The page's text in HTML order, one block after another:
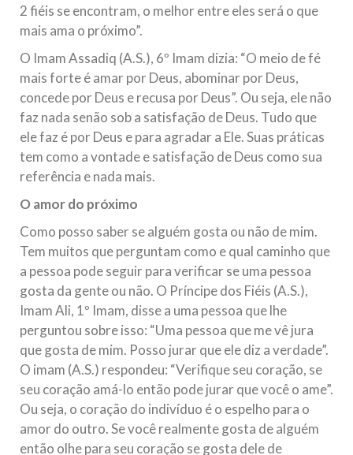
2 fiéis se encontram, o melhor entre eles será o que
mais ama o próximo”.
O Imam Assadiq (A.S.), 6º Imam dizia: “O meio de fé
mais forte é amar por Deus, abominar por Deus,
concede por Deus e recusa por Deus”. Ou seja, ele não
faz nada senão sob a satisfação de Deus. Tudo que
ele faz é por Deus e para agradar a Ele. Suas práticas
tem como a vontade e satisfação de Deus como sua
referência e nada mais.
O amor do próximo
Como posso saber se alguém gosta ou não de mim.
Tem muitos que perguntam como e qual caminho que
a pessoa pode seguir para verificar se uma pessoa
gosta da gente ou não. O Príncipe dos Fiéis (A.S.),
Imam Ali, 1º Imam, disse a uma pessoa que lhe
perguntou sobre isso: “Uma pessoa que me vê jura
que gosta de mim. Posso jurar que ele diz a verdade”.
O imam (A.S.) respondeu: “Verifique seu coração, se
seu coração amá-lo então pode jurar que você o ame”.
Ou seja, o coração do indivíduo é o espelho para o
amor do outro. Se você realmente gosta de alguém
então olhe para seu coração se gosta dele de